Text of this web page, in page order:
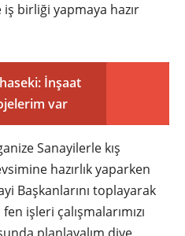
birliği yapmaya hazır
İnşaat
var
Sanayilerle kış
hazırlık yaparken
Başkanlarını toplayarak
işleri çalışmalarımızı